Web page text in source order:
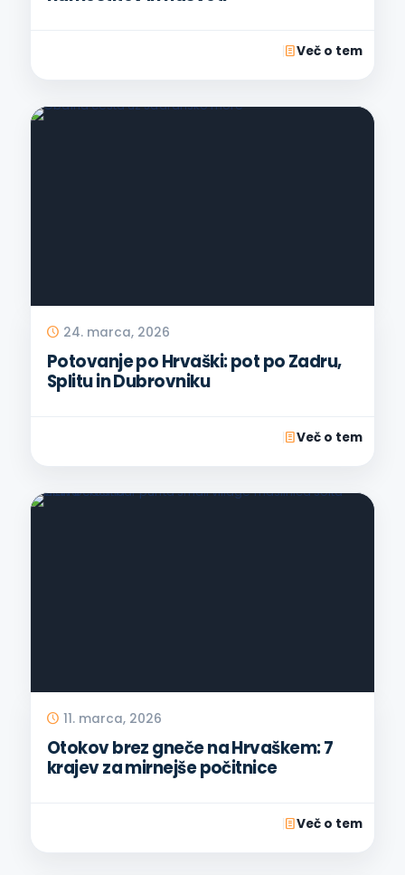
Več o tem
24. marca, 2026
Potovanje po Hrvaški: pot po Zadru,
Splitu in Dubrovniku
Več o tem
11. marca, 2026
Otokov brez gneče na Hrvaškem: 7
krajev za mirnejše počitnice
Več o tem